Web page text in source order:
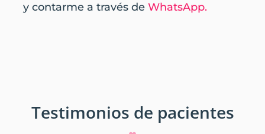
y contarme a través de WhatsApp.
Testimonios de pacientes